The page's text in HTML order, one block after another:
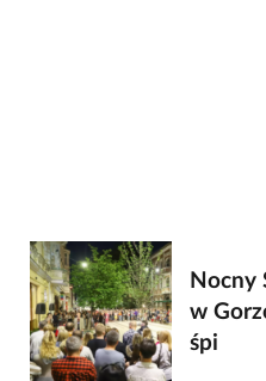
Nocny
w
śpi